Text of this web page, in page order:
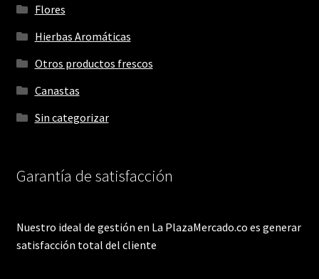
Flores
Hierbas Aromáticas
Otros productos frescos
Canastas
Sin categorizar
Garantía de satisfacción
Nuestro ideal de gestión en La PlazaMercado.co es generar
satisfacción total del cliente